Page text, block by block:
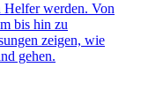
Helfer werden. Von
bis hin zu
zeigen, wie
gehen.